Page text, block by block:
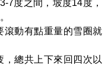
7度之間，坡度14度，
滾動有點重量的雪圈就
總共上下來回四次以